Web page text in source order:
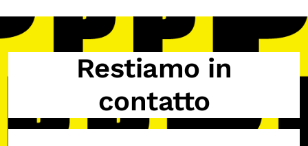
Restiamo in
contatto